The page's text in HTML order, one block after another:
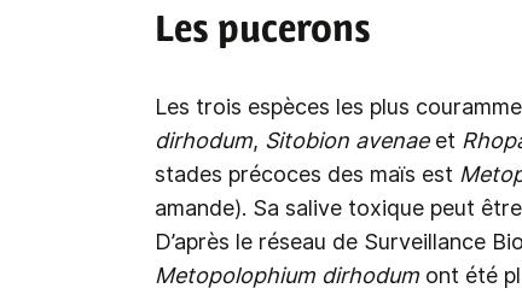
Les pucerons
Les trois espèces les plus
dirhodum, Sitobion avenaeet
stades précoces des maïs est
amande). Sa salive toxique peut
D’après le réseau de Surveillance
Metopolophium dirhodumont été